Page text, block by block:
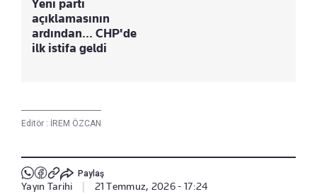
Yeni parti
açıklamasının
ardından... CHP'de
ilk istifa geldi
Editör : İREM ÖZCAN
Paylaş
Yayın Tarihi 21 Temmuz, 2026 - 17:24